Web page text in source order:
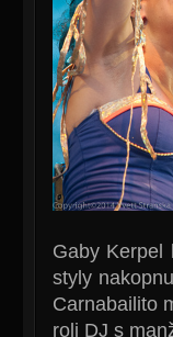
Gaby Kerpel
styly
Carnabailito
roli DJ s